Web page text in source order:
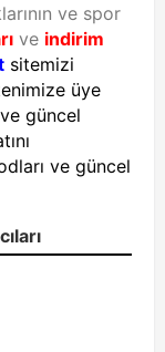
ve spor
ve indirim
sitemizi
üye
güncel
ve güncel